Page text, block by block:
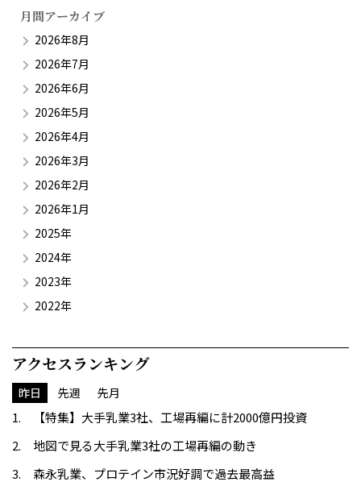
月間アーカイブ
2026年8月
2026年7月
2026年6月
2026年5月
2026年4月
2026年3月
2026年2月
2026年1月
2025年
2024年
2023年
2022年
アクセスランキング
昨日 先週 先月
【特集】大手乳業3社、工場再編に計2000億円投資
地図で見る大手乳業3社の工場再編の動き
森永乳業、プロテイン市況好調で過去最高益